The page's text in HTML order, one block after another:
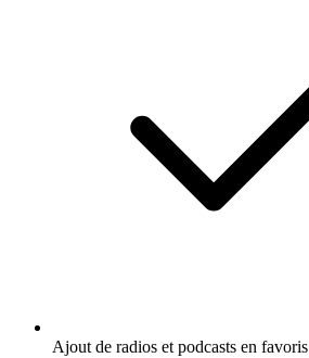
Ajout de radios et podcasts en favoris